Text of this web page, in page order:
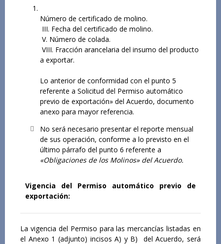
Número de certificado de molino.
III. Fecha del certificado de molino.
V. Número de colada.
VIII. Fracción arancelaria del insumo del producto
a exportar.
Lo anterior de conformidad con el punto 5
referente a Solicitud del Permiso automático
previo de exportación» del Acuerdo, documento
anexo para mayor referencia.
No será necesario presentar el reporte mensual
de sus operación, conforme a lo previsto en el
último párrafo del punto 6 referente a
«Obligaciones de los Molinos» del Acuerdo.
Vigencia del Permiso automático previo de
exportación:
La vigencia del Permiso para las mercancías listadas en
el Anexo 1 (adjunto) incisos A) y B) del Acuerdo, será